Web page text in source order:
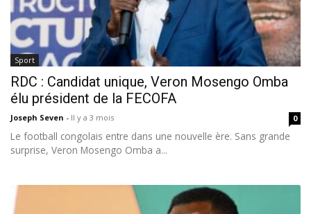
Sport
RDC : Candidat unique, Veron Mosengo Omba
élu président de la FECOFA
Joseph Seven - Il y a 3 mois 0
Le football congolais entre dans une nouvelle ère. Sans grande
surprise, Veron Mosengo Omba a...